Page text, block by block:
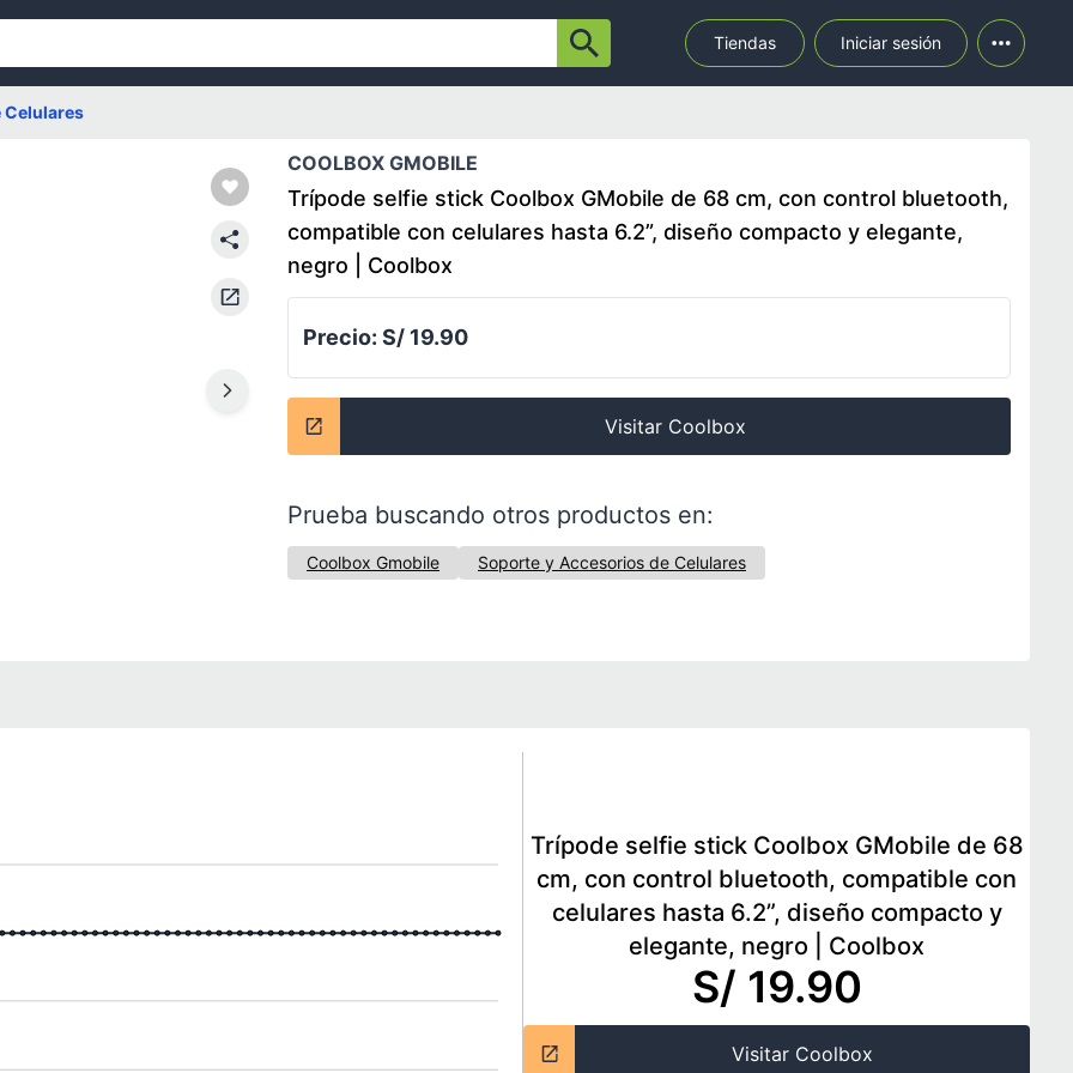
Tiendas Iniciar sesión
Celulares
COOLBOX GMOBILE
Trípode selfie stick Coolbox GMobile de 68 cm, con control bluetooth,
compatible con celulares hasta 6.2”, diseño compacto y elegante,
negro | Coolbox
Precio: S/ 19.90
Visitar Coolbox
Prueba buscando otros productos en:
Coolbox Gmobile Soporte y Accesorios de Celulares
Trípode selfie stick Coolbox GMobile de 68
cm, con control bluetooth, compatible con
celulares hasta 6.2”, diseño compacto y
elegante, negro
Coolbox
S/ 19.90
Visitar Coolbox